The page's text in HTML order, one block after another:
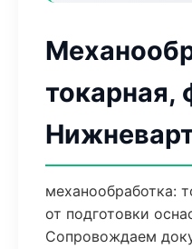
токарная,
механообработка:
от подготовки
Сопровождаем